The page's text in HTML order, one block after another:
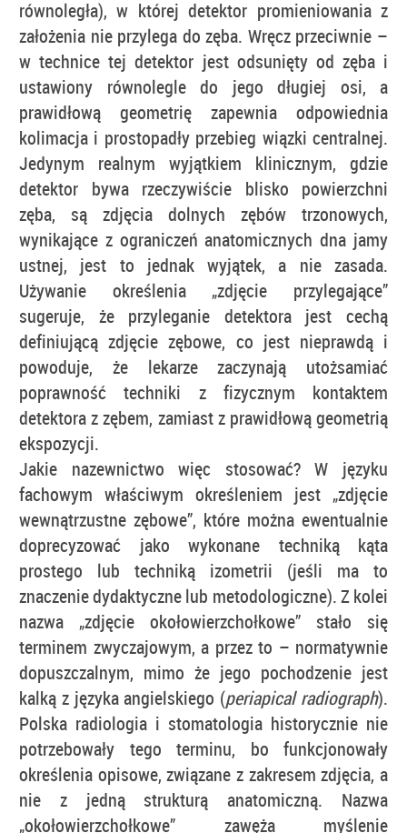
równoległa), w której detektor promieniowania z
założenia nie przylega do zęba. Wręcz przeciwnie –
w technice tej detektor jest odsunięty od zęba i
ustawiony równolegle do jego długiej osi, a
prawidłową geometrię zapewnia odpowiednia
kolimacja i prostopadły przebieg wiązki centralnej.
Jedynym realnym wyjątkiem klinicznym, gdzie
detektor bywa rzeczywiście blisko powierzchni
zęba, są zdjęcia dolnych zębów trzonowych,
wynikające z ograniczeń anatomicznych dna jamy
ustnej, jest to jednak wyjątek, a nie zasada.
Używanie określenia „zdjęcie przylegające”
sugeruje, że przyleganie detektora jest cechą
definiującą zdjęcie zębowe, co jest nieprawdą i
powoduje, że lekarze zaczynają utożsamiać
poprawność techniki z fizycznym kontaktem
detektora z zębem, zamiast z prawidłową geometrią
ekspozycji.
Jakie nazewnictwo więc stosować? W języku
fachowym właściwym określeniem jest „zdjęcie
wewnątrzustne zębowe”, które można ewentualnie
doprecyzować jako wykonane techniką kąta
prostego lub techniką izometrii (jeśli ma to
znaczenie dydaktyczne lub metodologiczne). Z kolei
nazwa „zdjęcie okołowierzchołkowe” stało się
terminem zwyczajowym, a przez to – normatywnie
dopuszczalnym, mimo że jego pochodzenie jest
kalką z języka angielskiego (periapical radiograph).
Polska radiologia i stomatologia historycznie nie
potrzebowały tego terminu, bo funkcjonowały
określenia opisowe, związane z zakresem zdjęcia, a
nie z jedną strukturą anatomiczną. Nazwa
„okołowierzchołkowe” zawęża myślenie